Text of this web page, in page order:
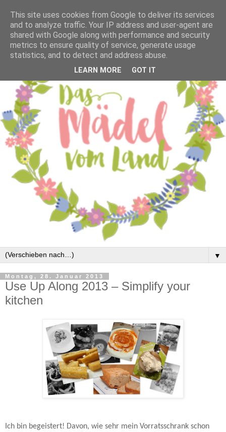
▼
Montag, 28. Januar 2013
Use Up Along 2013 – Simplify your
kitchen
Ich bin begeistert! Davon, wie sehr mein Vorratsschrank schon
This site uses cookies from Google to deliver its services
and to analyze traffic. Your IP address and user-agent are
shared with Google along with performance and security
metrics to ensure quality of service, generate usage
statistics, and to detect and address abuse.
LEARN MORE GOT IT